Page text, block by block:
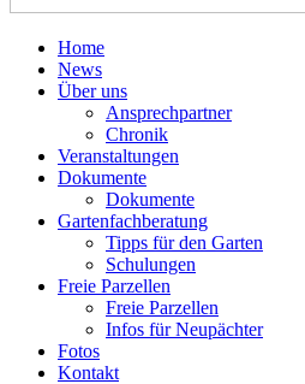
Home
News
Über uns
Ansprechpartner
Chronik
Veranstaltungen
Dokumente
Dokumente
Gartenfachberatung
Tipps für den Garten
Schulungen
Freie Parzellen
Freie Parzellen
Infos für Neupächter
Fotos
Kontakt